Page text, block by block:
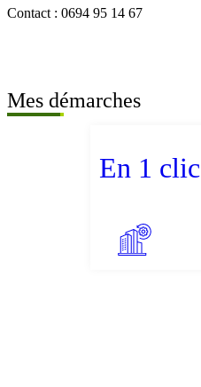
Contact : 0694 95 14 67
Mes démarches
En 1 clic